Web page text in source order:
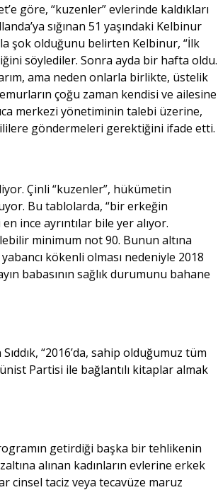
göre, “kuzenler” evlerinde kaldıkları
sığınan 51 yaşındaki Kelbinur
şok olduğunu belirten Kelbinur, “İlk
söylediler. Sonra ayda bir hafta oldu.
ama neden onlarla birlikte, üstelik
çoğu zaman kendisi ve ailesine
merkezi yönetiminin talebi üzerine,
göndermeleri gerektiğini ifade etti.
Çinli “kuzenler”, hükümetin
Bu tablolarda, “bir erkeğin
ince ayrıntılar bile yer alıyor.
minimum not 90. Bunun altına
kökenli olması nedeniyle 2018
babasının sağlık durumunu bahane
“2016’da, sahip olduğumuz tüm
Partisi ile bağlantılı kitaplar almak
getirdiği başka bir tehlikenin
alınan kadınların evlerine erkek
cinsel taciz veya tecavüze maruz